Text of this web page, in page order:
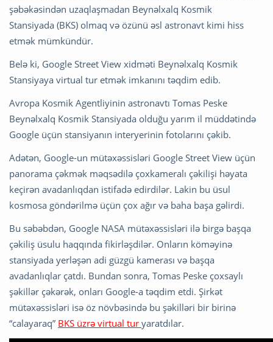
şəbəkəsindən uzaqlaşmadan Beynəlxalq Kosmik
Stansiyada (BKS) olmaq və özünü əsl astronavt kimi hiss
etmək mümkündür.
Belə ki, Google Street View xidməti Beynəlxalq Kosmik
Stansiyaya virtual tur etmək imkanını təqdim edib.
Avropa Kosmik Agentliyinin astronavtı Tomas Peske
Beynəlxalq Kosmik Stansiyada olduğu yarım il müddətində
Google üçün stansiyanın interyerinin fotolarını çəkib.
Adətən, Google-un mütəxəssisləri Google Street View üçün
panorama çəkmək məqsədilə çoxkameralı çəkilişi həyata
keçirən avadanlıqdan istifadə edirdilər. Lakin bu üsul
kosmosa göndərilmə üçün çox ağır və baha başa gəlirdi.
Bu səbəbdən, Google NASA mütəxəssisləri ilə birgə başqa
çəkiliş üsulu haqqında fikirləşdilər. Onların köməyinə
stansiyada yerləşən adi güzgü kamerası və başqa
avadanlıqlar çatdı. Bundan sonra, Tomas Peske çoxsaylı
şəkillər çəkərək, onları Google-a təqdim etdi. Şirkət
mütəxəssisləri isə öz növbəsində bu şəkilləri bir birinə
“calayaraq” BKS üzrə virtual tur yaratdılar.